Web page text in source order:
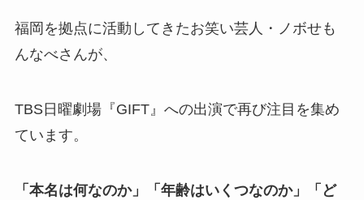
福岡を拠点に活動してきたお笑い芸人・ノボせも
んなべさんが、
TBS日曜劇場『GIFT』への出演で再び注目を集め
ています。
「本名は何なのか」「年齢はいくつなのか」「ど